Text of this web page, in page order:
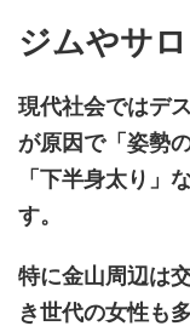
ジムやサ
現代社会ではデ
が原因で「姿勢
「下半身太り」
す。
特に金山周辺は
き世代の女性も